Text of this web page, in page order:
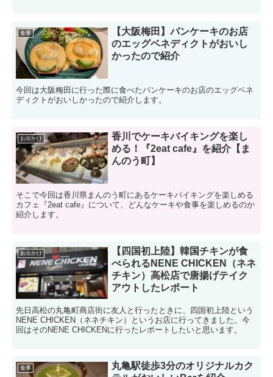
食事
【大阪梅田】パンケーキのお店
のエッグベネディクトがおいし
かったので紹介
今回は大阪梅田に行った際に食べたパンケーキのお店のエッグベネ
ディクトがおいしかったので紹介します。
お出かけ
香川でケーキバイキングを楽し
める！『2eat cafe』を紹介【ま
んのう町】
そこで今回は香川県まんのう町にあるケーキバイキングを楽しめる
カフェ『2eat cafe』について、どんなケーキや食事を楽しめるのか
紹介します。
お出かけ
【四国初上陸】韓国チキンが食
べられるNENE CHICKEN（ネネ
チキン）高松店で唐揚げテイク
アウトしたレポート
先日高松の丸亀町商店街に友人と行ったときに、四国初上陸という
NENE CHICKEN（ネネチキン）というお店に行ってきました。今
回はそのNENE CHICKENに行ったレポートしたいと思います。
食事
丸亀駅徒歩3分のオリジナルカク